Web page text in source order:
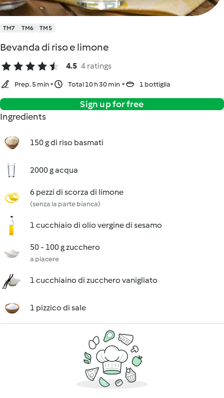
TM7 TM6 TM5
Bevanda di riso e limone
4.5 4 ratings
Prep. 5 min Total 10 h 30 min 1 bottiglia
Sign up for free
Ingredients
150 g di riso basmati
2000 g acqua
6 pezzi di scorza di limone
(senza la parte bianca)
1 cucchiaio di olio vergine di sesamo
50 - 100 g zucchero
a piacere
1 cucchiaino di zucchero vanigliato
1 pizzico di sale